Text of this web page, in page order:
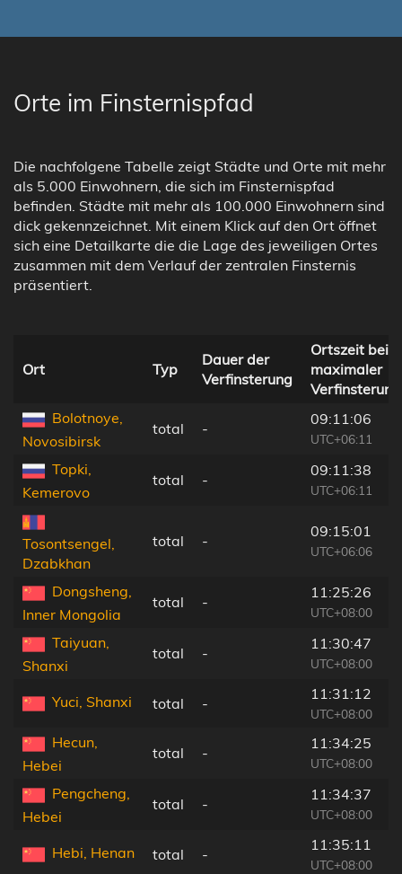
Orte im Finsternispfad
Die nachfolgene Tabelle zeigt Städte und Orte mit mehr
als 5.000 Einwohnern, die sich im Finsternispfad
befinden. Städte mit mehr als 100.000 Einwohnern sind
dick gekennzeichnet. Mit einem Klick auf den Ort öffnet
sich eine Detailkarte die die Lage des jeweiligen Ortes
zusammen mit dem Verlauf der zentralen Finsternis
präsentiert.
Ort Typ
Dauer der
Verfinsterung
Ortszeit bei
maximaler
Verfinsterung
Bolotnoye,
Novosibirsk
total -
09:11:06
UTC+06:11
Topki,
Kemerovo
total -
09:11:38
UTC+06:11
Tosontsengel,
Dzabkhan
total -
09:15:01
UTC+06:06
Dongsheng,
Inner Mongolia
total -
11:25:26
UTC+08:00
Taiyuan,
Shanxi
total -
11:30:47
UTC+08:00
Yuci, Shanxi total -
11:31:12
UTC+08:00
Hecun,
Hebei
total -
11:34:25
UTC+08:00
Pengcheng,
Hebei
total -
11:34:37
UTC+08:00
Hebi, Henan total -
11:35:11
UTC+08:00